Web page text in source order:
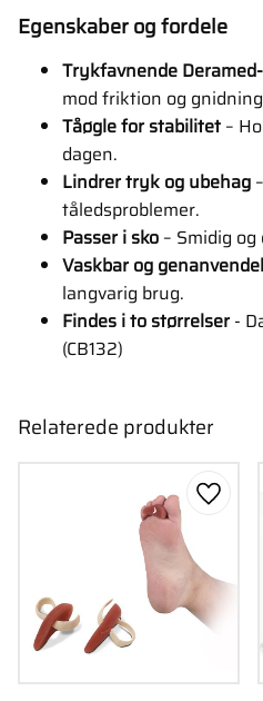
Egenskaber og fordele
Trykfavnende
mod friktion og
Tåøgle for stabilitet –
dagen.
Lindrer tryk og ubehag
tåledsproblemer.
Passer i sko – Smidig
Vaskbar og
langvarig brug.
Findes i to størrelser -
(CB132)
Relaterede produkter
Gem